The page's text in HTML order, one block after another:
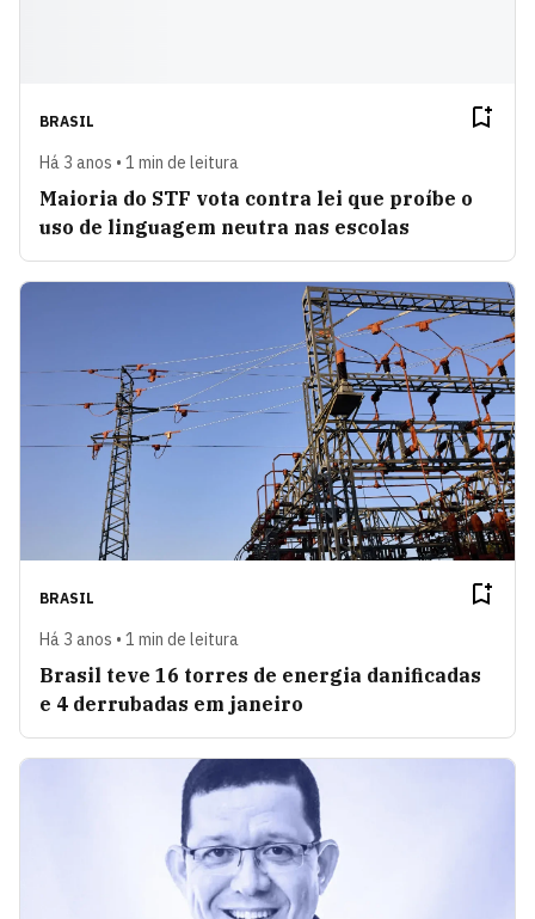
BRASIL
Há 3 anos • 1 min de leitura
Maioria do STF vota contra lei que proíbe o
uso de linguagem neutra nas escolas
BRASIL
Há 3 anos • 1 min de leitura
Brasil teve 16 torres de energia danificadas
e 4 derrubadas em janeiro